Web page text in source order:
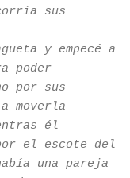
sus
y empecé a
poder
por sus
moverla
él
el escote del
una pareja